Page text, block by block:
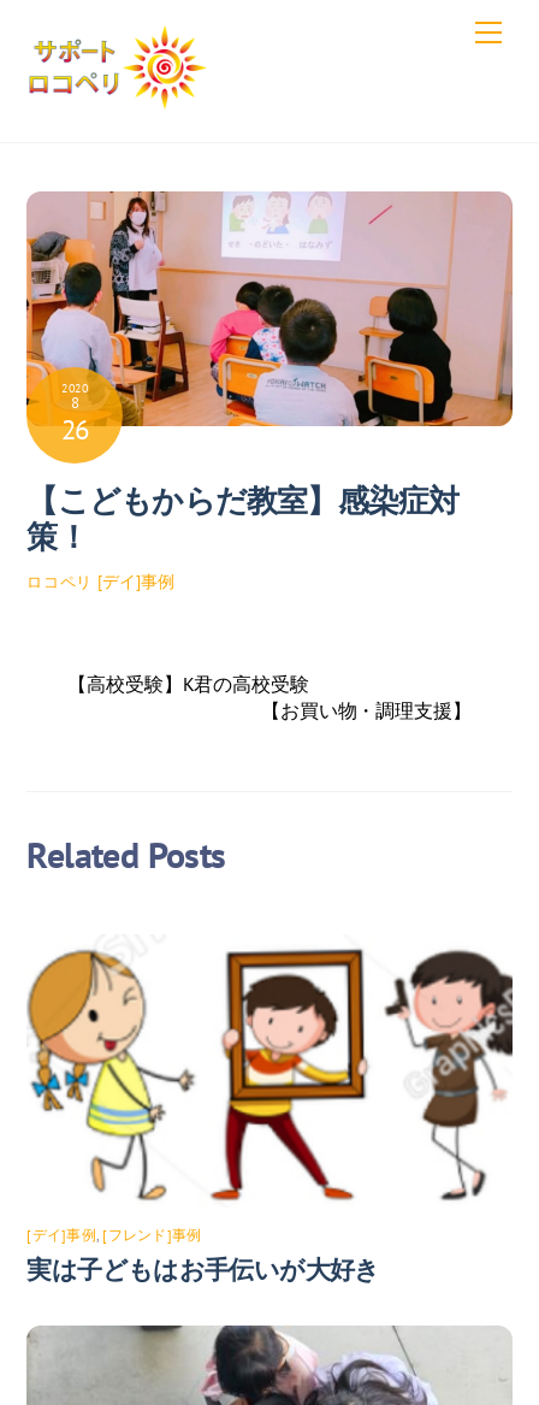
content
2020
8
26
【こどもからだ教室】感染症対
策！
ロコペリ [デイ]事例
【高校受験】K君の高校受験
【お買い物・調理支援】
Related Posts
[デイ]事例 [フレンド]事例
実は子どもはお手伝いが大好き